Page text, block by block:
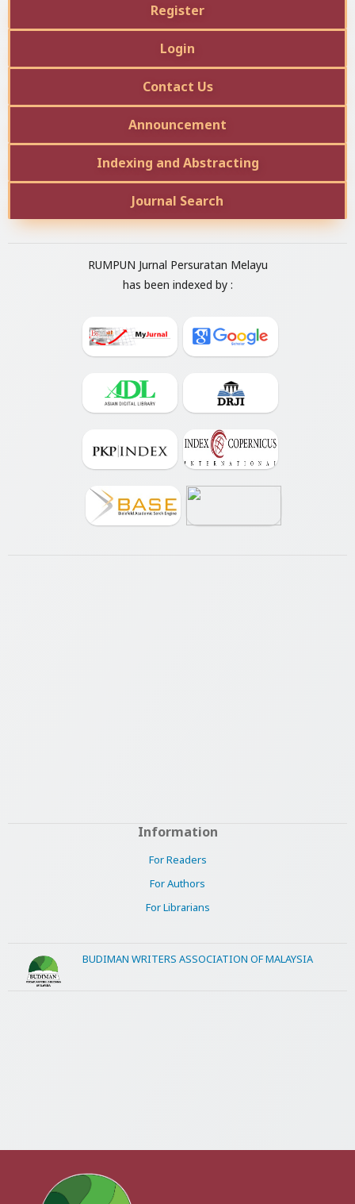
Register
Login
Contact Us
Announcement
Indexing and Abstracting
Journal Search
RUMPUN Jurnal Persuratan Melayu
has been indexed by :
Information
For Readers
For Authors
For Librarians
BUDIMAN WRITERS ASSOCIATION OF MALAYSIA